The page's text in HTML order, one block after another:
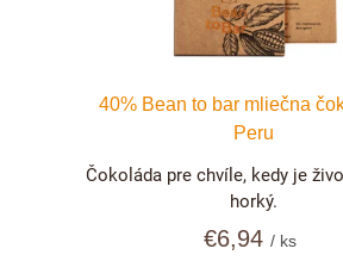
d
40% Bean to bar mliečna
Peru
€6,94/ ks
Čokoláda pre chvíle, kedy je
horký.